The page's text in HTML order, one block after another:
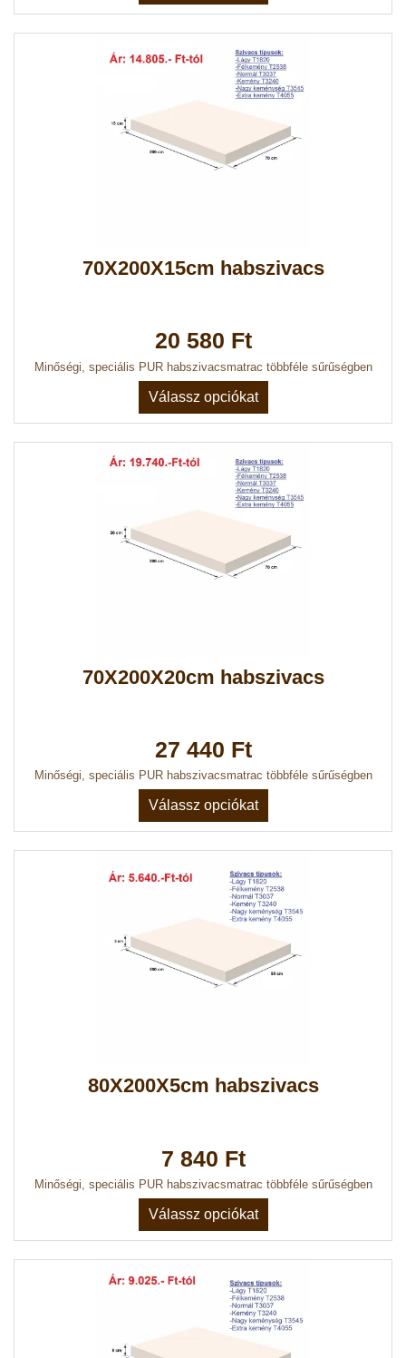
70X200X15cm habszivacs
20 580 Ft
Minőségi, speciális PUR habszivacsmatrac többféle sűrűségben
Válassz opciókat
70X200X20cm habszivacs
27 440 Ft
Minőségi, speciális PUR habszivacsmatrac többféle sűrűségben
Válassz opciókat
80X200X5cm habszivacs
7 840 Ft
Minőségi, speciális PUR habszivacsmatrac többféle sűrűségben
Válassz opciókat